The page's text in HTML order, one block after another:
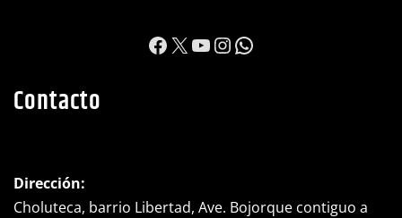
https://
X YouTube
Instagram
WhatsApp
Contacto
Dirección:
Choluteca, barrio Libertad, Ave. Bojorque contiguo a